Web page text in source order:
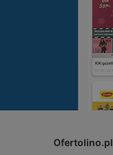
Ofertolino.pl